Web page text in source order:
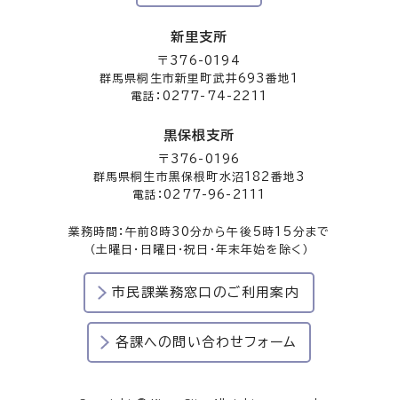
新里支所
〒376-0194
群馬県桐生市新里町武井693番地1
電話：0277-74-2211
黒保根支所
〒376-0196
群馬県桐生市黒保根町水沼182番地3
電話：0277-96-2111
業務時間：午前8時30分から午後5時15分まで
（土曜日・日曜日・祝日・年末年始を除く）
市民課業務窓口のご利用案内
各課への問い合わせフォーム